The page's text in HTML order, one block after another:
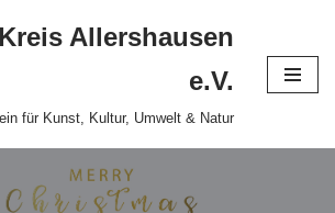
Allershausen
e.V.
für Kunst, Kultur, Umwelt & Natur